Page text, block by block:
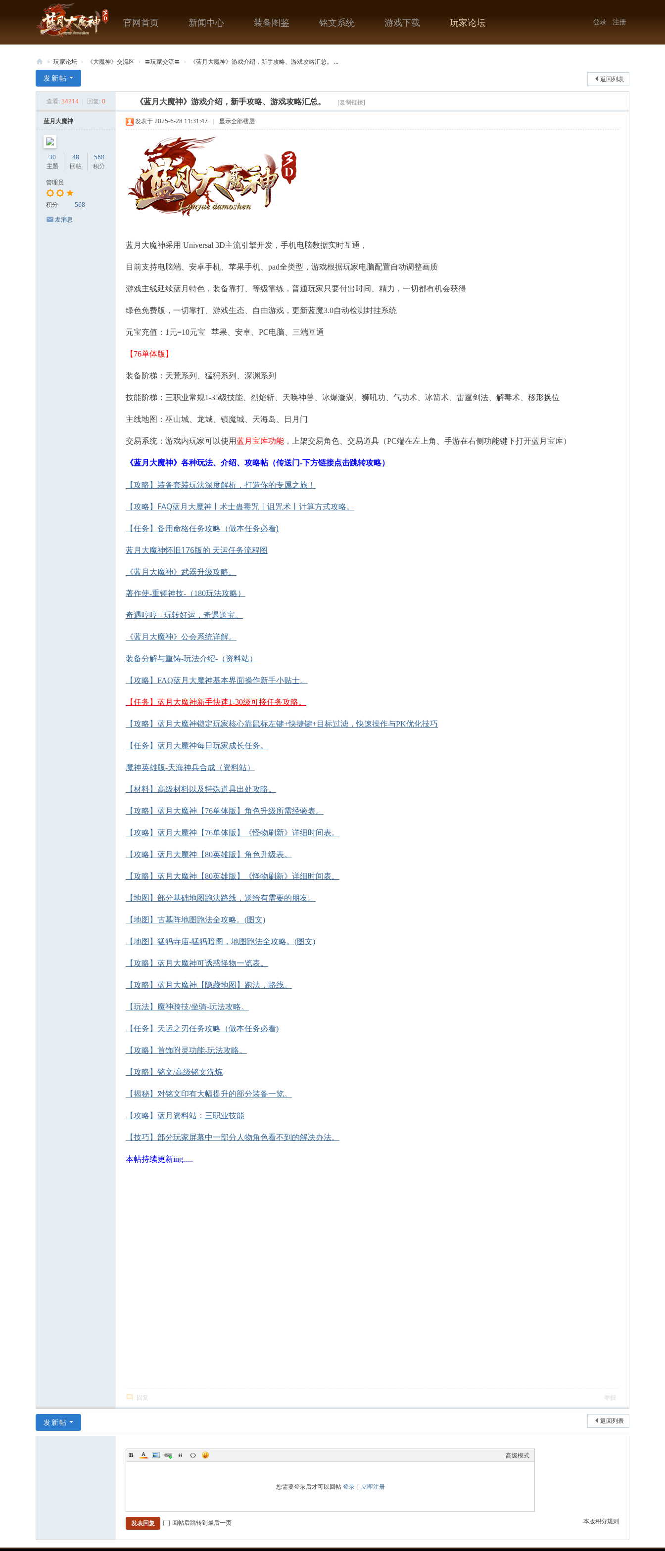
官网首页 新闻中心 装备图鉴 铭文系统 游戏下载 玩家论坛 登录 注册
蓝
» 玩家论坛 › 《大魔神》交流区 › 〓玩家交流〓 › 《蓝月大魔神》游戏介绍，新手攻略、游戏攻略汇总。 ...
返回列表
发新帖
查看: 34314 | 回复: 0 《蓝月大魔神》游戏介绍，新手攻略、游戏攻略汇总。 [复制链接]
蓝月大魔神
30
主题
48
回帖
568
积分
管理员
积分
568
发消息
发表于 2025-6-28 11:31:47 | 显示全部楼层
蓝月大魔神采用 Universal 3D主流引擎开发，手机电脑数据实时互通，
目前支持电脑端、安卓手机、苹果手机、pad全类型，游戏根据玩家电脑配置自动调整画质
游戏主线延续蓝月特色，装备靠打、等级靠练，普通玩家只要付出时间、精力，一切都有机会获得
绿色免费版，一切靠打、游戏生态、自由游戏，更新蓝魔3.0自动检测封挂系统
元宝充值：1元=10元宝 苹果、安卓、PC电脑、三端互通
【 76单体版 】
装备阶梯：天荒系列、猛犸系列、深渊系列
技能阶梯：三职业常规1-35级技能、烈焰斩、天唤神兽、冰爆漩涡、狮吼功、气功术、冰箭术、雷霆剑法、解毒术、移形换位
主线地图：巫山城、龙城、镇魔城、天海岛、日月门
交易系统：游戏内玩家可以使用蓝月宝库功能 ，上架交易角色、交易道具（PC端在左上角、手游在右侧功能键下打开蓝月宝库）
《蓝月大魔神》各种玩法、介绍、攻略帖（传送门-下方链接点击跳转攻略）
【攻略】装备套装玩法深度解析，打造你的专属之旅！
【攻略】FAQ蓝月大魔神丨术士蛊毒咒丨诅咒术丨计算方式攻略。
【任务】备用命格任务攻略（做本任务必看)
蓝月大魔神怀旧176版的 天运任务流程图
《蓝月大魔神》武器升级攻略。
著作使-重铸神技-（180玩法攻略）
奇遇哼哼 - 玩转好运，奇遇送宝。
《蓝月大魔神》公会系统详解。
装备分解与重铸-玩法介绍-（资料站）
【攻略】FAQ蓝月大魔神基本界面操作新手小贴士。
【任务】蓝月大魔神新手快速1-30级可接任务攻略。
【攻略】 蓝月大魔神锁定玩家核心靠鼠标左键+快捷键+目标过滤，快速操作与PK优化技巧
【任务】蓝月大魔神每日玩家成长任务。
魔神英雄版-天海神兵合成（资料站）
【材料】高级材料以及特殊道具出处攻略。
【攻略】蓝月大魔神【76单体版】角色升级所需经验表。
【攻略】蓝月大魔神【76单体版】《怪物刷新》详细时间表。
【攻略】蓝月大魔神【80英雄版】角色升级表。
【攻略】蓝月大魔神【80英雄版】《怪物刷新》详细时间表。
【地图】部分基础地图跑法路线，送给有需要的朋友。
【地图】古墓阵地图跑法全攻略。(图文)
【地图】猛犸寺庙-猛犸暗阁，地图跑法全攻略。(图文)
【攻略】蓝月大魔神可诱惑怪物一览表。
【攻略】蓝月大魔神【隐藏地图】跑法，路线。
【玩法】魔神骑技/坐骑-玩法攻略。
【任务】天运之刃任务攻略（做本任务必看)
【攻略】首饰附灵功能-玩法攻略。
【攻略】铭文/高级铭文洗炼
【揭秘】对铭文印有大幅提升的部分装备一览。
【攻略】蓝月资料站：三职业技能
【技巧】部分玩家屏幕中一部分人物角色看不到的解决办法。
本帖持续更新ing.....
回复 举报
返回列表
发新帖
高级模式
您需要登录后才可以回帖登录| 立即注册
本版积分规则
发表回复 回帖后跳转到最后一页